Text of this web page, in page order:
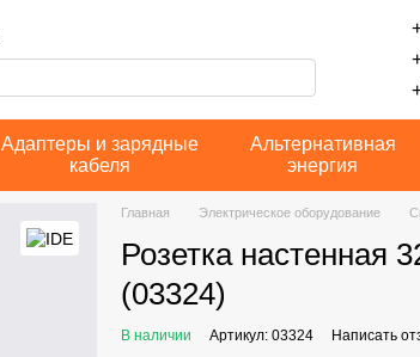
Адаптеры и зарядные
кабеля
Альтернативная
энергия
Главная Электрическое оборудование
Розетка настенная
(03324)
В наличии Артикул: 03324 Написать